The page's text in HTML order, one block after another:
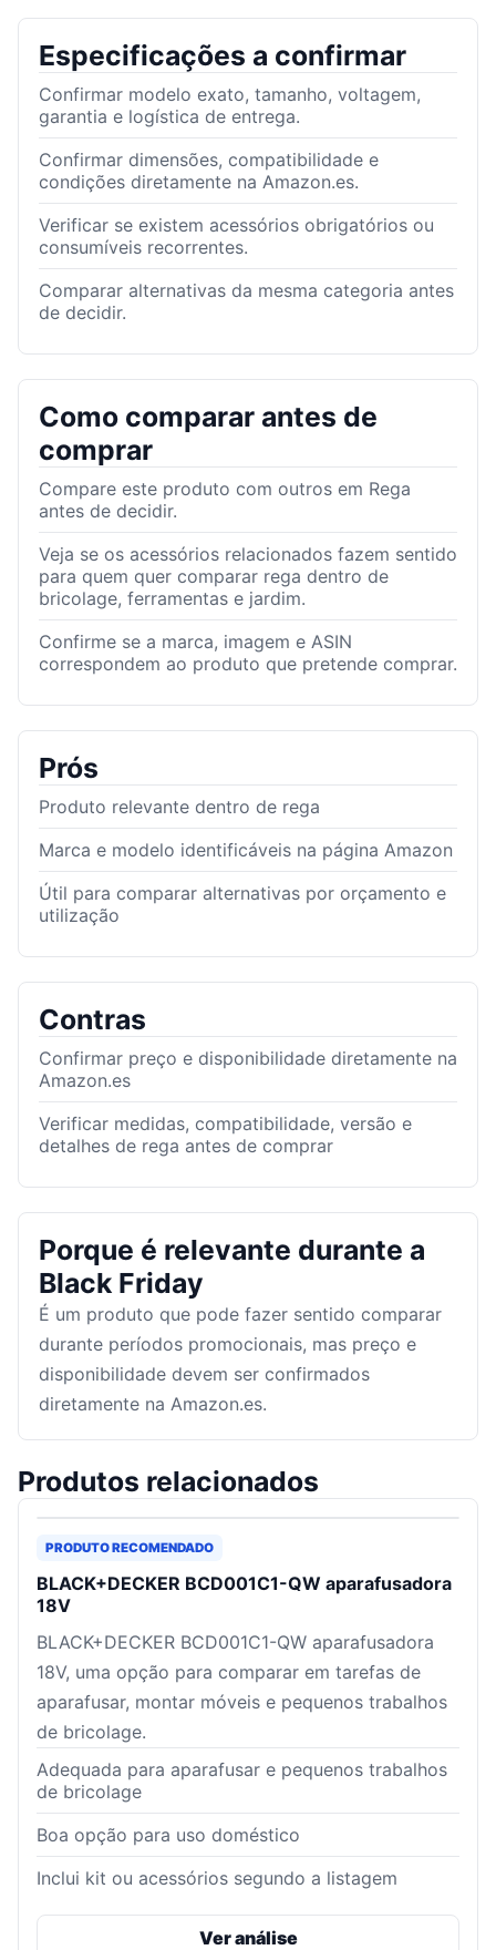
Especificações a confirmar
Confirmar modelo exato, tamanho, voltagem,
garantia e logística de entrega.
Confirmar dimensões, compatibilidade e
condições diretamente na Amazon.es.
Verificar se existem acessórios obrigatórios ou
consumíveis recorrentes.
Comparar alternativas da mesma categoria antes
de decidir.
Como comparar antes de
comprar
Compare este produto com outros em Rega
antes de decidir.
Veja se os acessórios relacionados fazem sentido
para quem quer comparar rega dentro de
bricolage, ferramentas e jardim.
Confirme se a marca, imagem e ASIN
correspondem ao produto que pretende comprar.
Prós
Produto relevante dentro de rega
Marca e modelo identificáveis na página Amazon
Útil para comparar alternativas por orçamento e
utilização
Contras
Confirmar preço e disponibilidade diretamente na
Amazon.es
Verificar medidas, compatibilidade, versão e
detalhes de rega antes de comprar
Porque é relevante durante a
Black Friday
É um produto que pode fazer sentido comparar
durante períodos promocionais, mas preço e
disponibilidade devem ser confirmados
diretamente na Amazon.es.
Produtos relacionados
PRODUTO RECOMENDADO
BLACK+DECKER BCD001C1-QW aparafusadora
18V
BLACK+DECKER BCD001C1-QW aparafusadora
18V, uma opção para comparar em tarefas de
aparafusar, montar móveis e pequenos trabalhos
de bricolage.
Adequada para aparafusar e pequenos trabalhos
de bricolage
Boa opção para uso doméstico
Inclui kit ou acessórios segundo a listagem
Ver análise